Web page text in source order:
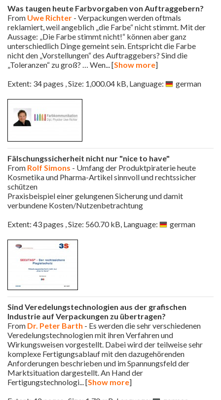
Was taugen heute Farbvorgaben von Auftraggebern?
From Uwe Richter - Verpackungen werden oftmals
reklamiert, weil angeblich „die Farbe“ nicht stimmt. Mit der
Aussage: „Die Farbe stimmt nicht!“ können aber ganz
unterschiedlich Dinge gemeint sein. Entspricht die Farbe
nicht den „Vorstellungen“ des Auftraggebers? Sind die
„Toleranzen“ zu groß? … Wen... [Show more]
Extent: 34 pages , Size: 1,000.04 kB, Language:
german
Fälschungssicherheit nicht nur "nice to have"
From Rolf Simons - Umfang der Produktpiraterie heute
Kosmetika und Pharma-Artikel sinnvoll und rechtssicher
schützen
Praxisbeispiel einer gelungenen Sicherung und damit
verbundene Kosten/Nutzenbetrachtung
Extent: 43 pages , Size: 560.70 kB, Language:
german
Sind Veredelungstechnologien aus der grafischen
Industrie auf Verpackungen zu übertragen?
From Dr. Peter Barth - Es werden die sehr verschiedenen
Veredelungstechnologien mit ihren Verfahren und
Wirkungsweisen vorgestellt. Dabei wird der teilweise sehr
komplexe Fertigungsablauf mit den dazugehörenden
Anforderungen beschrieben und im Spannungsfeld der
Marktsituation dargestellt. An Hand der
Fertigungstechnologi... [Show more]